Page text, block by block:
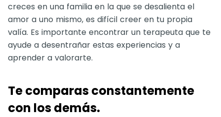
creces en una familia en la que se desalienta el
amor a uno mismo, es difícil creer en tu propia
valía. Es importante encontrar un terapeuta que te
ayude a desentrañar estas experiencias y a
aprender a valorarte.
Te comparas constantemente
con los demás.